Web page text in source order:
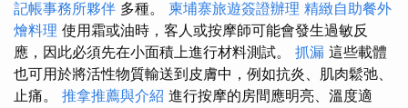
記帳事務所夥伴 多種。 柬埔寨旅遊簽證辦理 精緻自助餐外
燴料理 使用霜或油時，客人或按摩師可能會發生過敏反
應，因此必須先在小面積上進行材料測試。 抓漏 這些載體
也可用於將活性物質輸送到皮膚中，例如抗炎、肌肉鬆弛、
止痛。 推拿推薦與介紹 進行按摩的房間應明亮、溫度適